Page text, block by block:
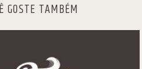
GOSTE TAMBÉM